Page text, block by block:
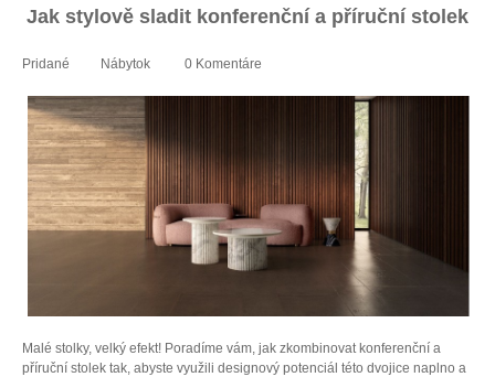
Jak stylově sladit konferenční a příruční stolek
Pridané Nábytok 0 Komentáre
Malé stolky, velký efekt! Poradíme vám, jak zkombinovat konferenční a
příruční stolek tak, abyste využili designový potenciál této dvojice naplno a